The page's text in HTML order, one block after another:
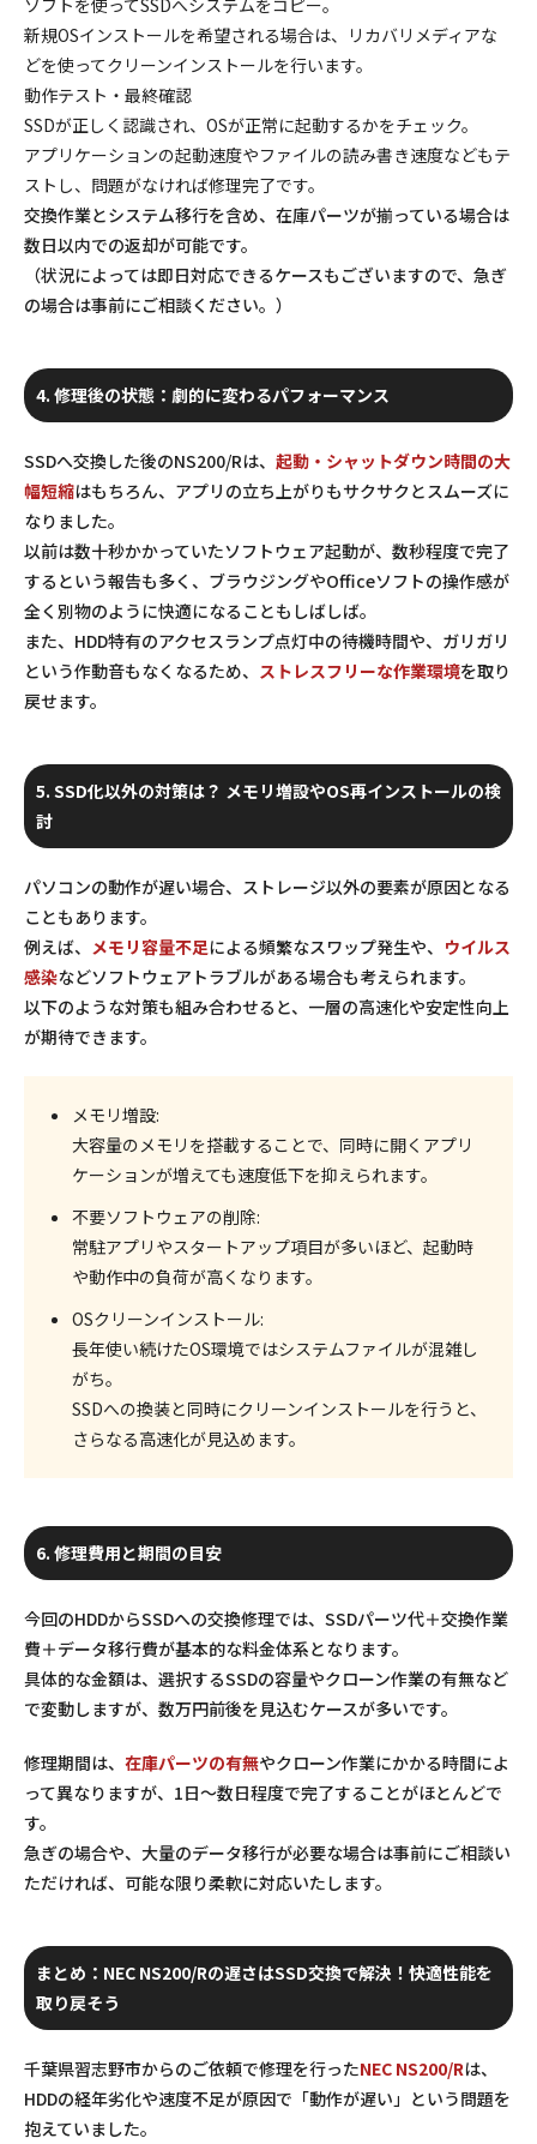
新規OSインストールを希望される場合は、リカバリメディアな
どを使ってクリーンインストールを行います。
動作テスト・最終確認
SSDが正しく認識され、OSが正常に起動するかをチェック。
アプリケーションの起動速度やファイルの読み書き速度などもテ
ストし、問題がなければ修理完了です。
交換作業とシステム移行を含め、在庫パーツが揃っている場合は
数日以内での返却が可能です。
（状況によっては即日対応できるケースもございますので、急ぎ
の場合は事前にご相談ください。）
4. 修理後の状態：劇的に変わるパフォーマンス
SSDへ交換した後のNS200/Rは、 起動・シャットダウン時間の大
幅短縮はもちろん、アプリの立ち上がりもサクサクとスムーズに
なりました。
以前は数十秒かかっていたソフトウェア起動が、 数秒程度で完了
するという報告も多く、ブラウジングやOfficeソフトの操作感が
全く別物のように快適になることもしばしば。
また、HDD特有のアクセスランプ点灯中の待機時間や、ガリガリ
という作動音もなくなるため、 ストレスフリーな作業環境を取り
戻せます。
5. SSD化以外の対策は？ メモリ増設やOS再インストールの検
討
パソコンの動作が遅い場合、ストレージ以外の要素が原因となる
こともあります。
例えば、 メモリ容量不足による頻繁なスワップ発生や、 ウイルス
感染などソフトウェアトラブルがある場合も考えられます。
以下のような対策も組み合わせると、一層の高速化や安定性向上
が期待できます。
メモリ増設:
大容量のメモリを搭載することで、同時に開くアプリ
ケーションが増えても速度低下を抑えられます。
不要ソフトウェアの削除:
常駐アプリやスタートアップ項目が多いほど、起動時
や動作中の負荷が高くなります。
OSクリーンインストール:
長年使い続けたOS環境ではシステムファイルが混雑し
がち。
SSDへの換装と同時にクリーンインストールを行うと、
さらなる高速化が見込めます。
6. 修理費用と期間の目安
今回のHDDからSSDへの交換修理では、 SSDパーツ代＋交換作業
費＋データ移行費が基本的な料金体系となります。
具体的な金額は、選択するSSDの容量やクローン作業の有無など
で変動しますが、 数万円前後を見込むケースが多いです。
修理期間は、 在庫パーツの有無やクローン作業にかかる時間によ
って異なりますが、 1日～数日程度で完了することがほとんどで
す。
急ぎの場合や、大量のデータ移行が必要な場合は事前にご相談い
ただければ、可能な限り柔軟に対応いたします。
まとめ：NEC NS200/Rの遅さはSSD交換で解決！快適性能を
取り戻そう
千葉県習志野市からのご依頼で修理を行ったNEC NS200/Rは、
HDDの経年劣化や速度不足が原因で「動作が遅い」という問題を
抱えていました。